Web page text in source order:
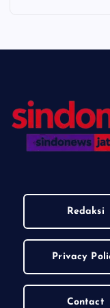
Redaksi
Privacy
Contact